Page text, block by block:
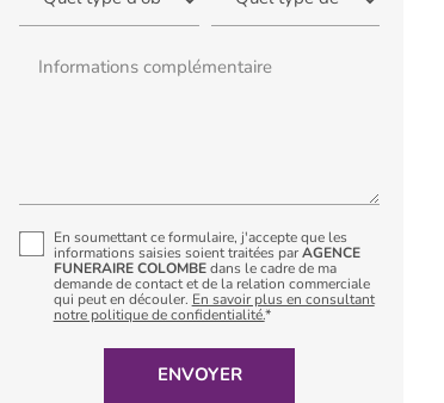
Informations complémentaire
En soumettant ce formulaire, j'accepte que les
informations saisies soient traitées par AGENCE
FUNERAIRE COLOMBEdans le cadre de ma
demande de contact et de la relation commerciale
qui peut en découler. En savoir plus en consultant
notre politique de confidentialité.*